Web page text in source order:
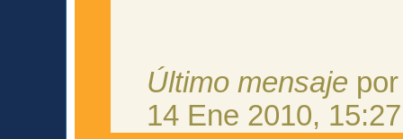
Último mensaje
14 Ene 2010, 15:27